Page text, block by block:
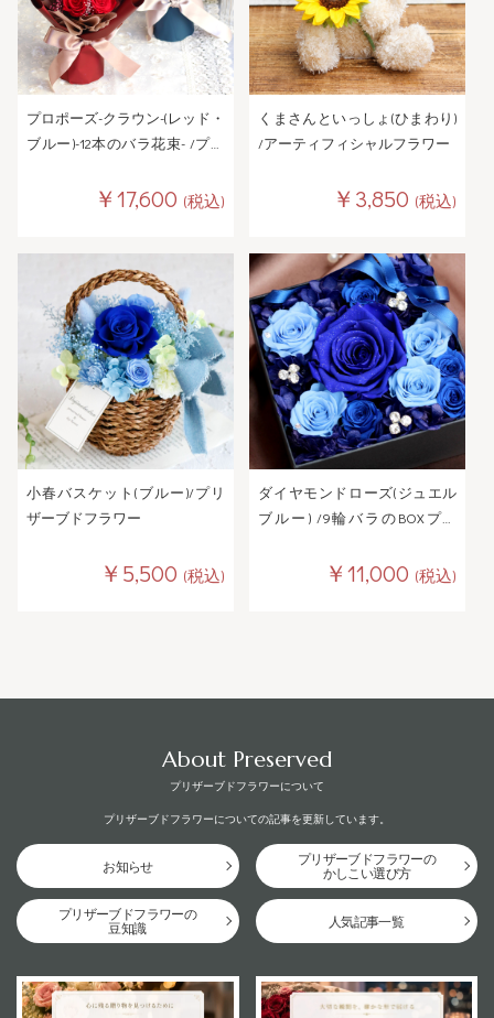
プロポーズ-クラウン-(レッド・
ブルー)-12本のバラ花束- /プリ
￥17,600 (税込)
くまさんといっしょ(ひまわり)
/アーティフィシャルフラワー
￥3,850 (税込)
小春バスケット(ブルー)/プリ
ザーブドフラワー
￥5,500 (税込)
ダイヤモンドローズ(ジュエル
ブルー) /9輪バラのBOXプリ
￥11,000 (税込)
About Preserved
プリザーブドフラワーについて
プリザーブドフラワーについての記事を更新しています。
お知らせ
プリザーブドフラワーの
かしこい選び方
プリザーブドフラワーの
豆知識
人気記事一覧